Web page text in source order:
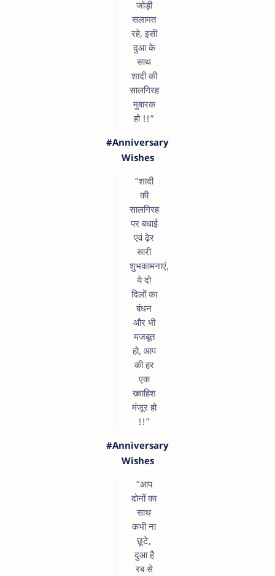
जोड़ी
सलामत
रहे, इसी
दुआ के
साथ
शादी की
सालगिरह
मुबारक
हो !!”
#Anniversary
Wishes
“शादी
की
सालगिरह
पर बधाई
एवं ढ़ेर
सारी
शुभकामनाएं,
ये दो
दिलों का
बंधन
और भी
मजबूत
हो, आप
की हर
एक
ख्वाहिश
मंजूर हो
!!”
#Anniversary
Wishes
“आप
दोनों का
साथ
कभी ना
छूटे,
दुआ है
रब से